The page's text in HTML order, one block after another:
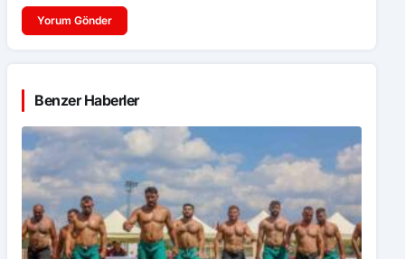
Yorum Gönder
Benzer Haberler